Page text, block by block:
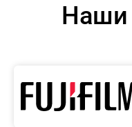
Наши